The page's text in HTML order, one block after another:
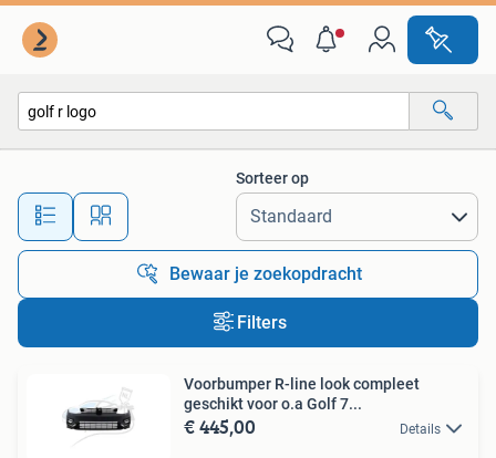
Alle afstanden…
Sorteer op
Bewaar je zoekopdracht
Filters
Voorbumper R-line look compleet
geschikt voor o.a Golf 7...
€ 445,00 Details